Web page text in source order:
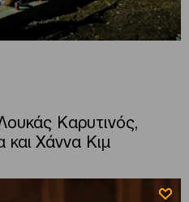
Καρυτινός,
Χάννα Κιμ